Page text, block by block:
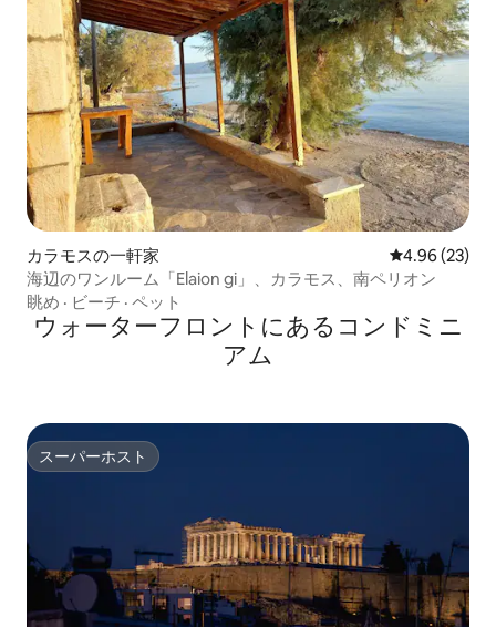
カラモスの一軒家 レビュー23
4.96 (23)
海辺のワンルーム「Elaion gi」、カラモス、南ペリオン
眺め · ビーチ · ペット
ウォーターフロントにあるコンドミニ
アム
スーパーホスト
スーパーホスト